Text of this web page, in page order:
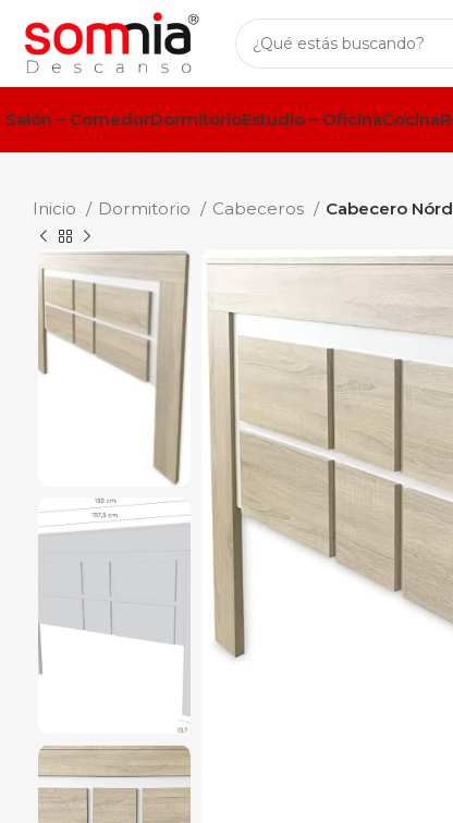
Salón – ComedorDormitorioEstudio – OficinaCocina
Inicio Dormitorio Cabeceros Cabecero